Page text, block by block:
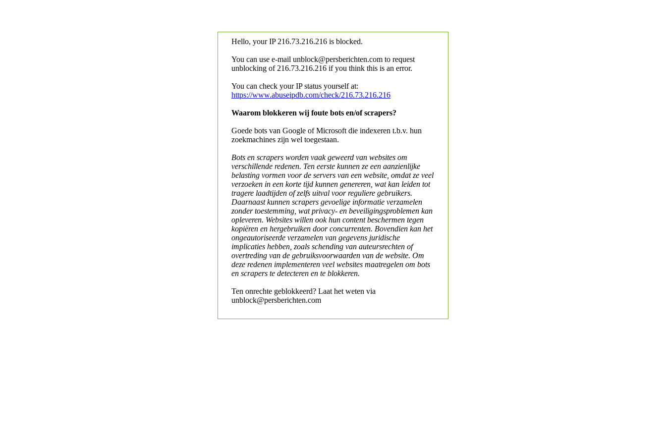
Hello, your IP 216.73.216.216 is blocked.
You can use e-mail unblock@persberichten.com to request
unblocking of 216.73.216.216 if you think this is an error.
You can check your IP status yourself at:
https://www.abuseipdb.com/check/216.73.216.216
Waarom blokkeren wij foute bots en/of scrapers?
Goede bots van Google of Microsoft die indexeren t.b.v. hun
zoekmachines zijn wel toegestaan.
Bots en scrapers worden vaak geweerd van websites om
verschillende redenen. Ten eerste kunnen ze een aanzienlijke
belasting vormen voor de servers van een website, omdat ze veel
verzoeken in een korte tijd kunnen genereren, wat kan leiden tot
tragere laadtijden of zelfs uitval voor reguliere gebruikers.
Daarnaast kunnen scrapers gevoelige informatie verzamelen
zonder toestemming, wat privacy- en beveiligingsproblemen kan
opleveren. Websites willen ook hun content beschermen tegen
kopiëren en hergebruiken door concurrenten. Bovendien kan het
ongeautoriseerde verzamelen van gegevens juridische
implicaties hebben, zoals schending van auteursrechten of
overtreding van de gebruiksvoorwaarden van de website. Om
deze redenen implementeren veel websites maatregelen om bots
en scrapers te detecteren en te blokkeren.
Ten onrechte geblokkeerd? Laat het weten via
unblock@persberichten.com